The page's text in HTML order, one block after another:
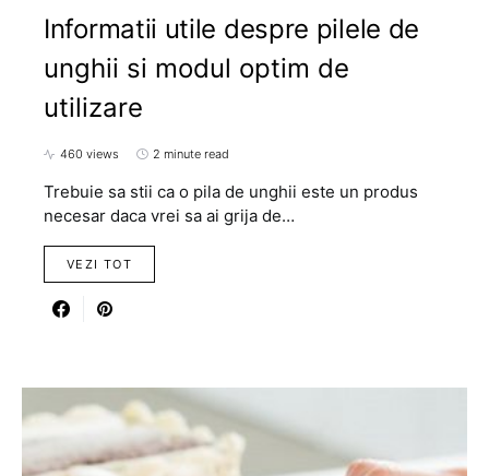
Informatii utile despre pilele de
unghii si modul optim de
utilizare
460 views 2 minute read
Trebuie sa stii ca o pila de unghii este un produs
necesar daca vrei sa ai grija de…
VEZI TOT